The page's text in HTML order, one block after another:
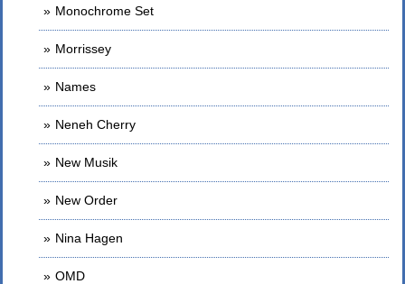
Monochrome Set
Morrissey
Names
Neneh Cherry
New Musik
New Order
Nina Hagen
OMD